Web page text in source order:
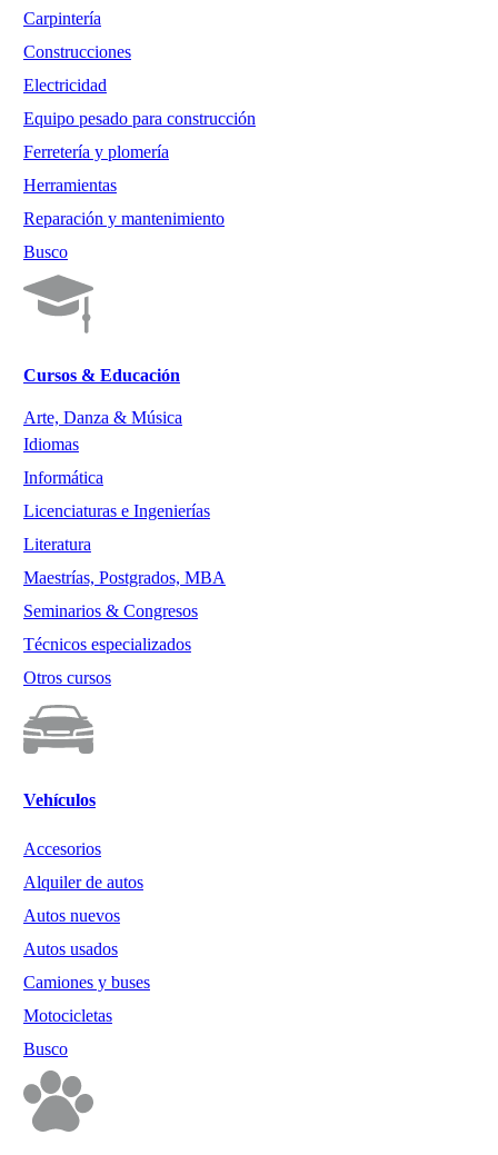
Carpintería
Construcciones
Electricidad
Equipo pesado para construcción
Ferretería y plomería
Herramientas
Reparación y mantenimiento
Busco
Cursos & Educación
Arte, Danza & Música
Idiomas
Informática
Licenciaturas e Ingenierías
Literatura
Maestrías, Postgrados, MBA
Seminarios & Congresos
Técnicos especializados
Otros cursos
Vehículos
Accesorios
Alquiler de autos
Autos nuevos
Autos usados
Camiones y buses
Motocicletas
Busco